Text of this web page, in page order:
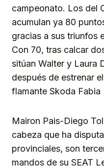
campeonato. Los del
acumulan ya 80
gracias a sus triunfos
Con 70, tras calcar
sitúan Walter y Laura
después de estrenar
flamante Skoda Fabia
Mairon Pais-Diego
cabeza que ha
provinciales, son
mandos de su SEAT